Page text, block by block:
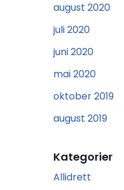
august 2020
juli 2020
juni 2020
mai 2020
oktober 2019
august 2019
Kategorier
Allidrett